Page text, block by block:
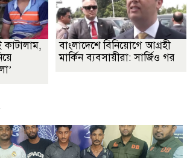
কাটালাম,
বাংলাদেশে বিনিয়োগে আগ্রহী
মার্কিন ব্যবসায়ীরা: সার্জিও গর